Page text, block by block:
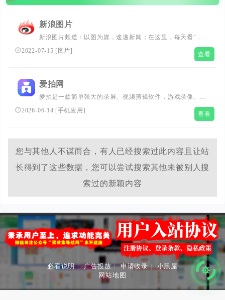
新浪图片
新浪图片频道：以图为媒，速递新闻；在这里，每天看“有
温度的视觉”。频道致力于成为中国报道摄影师成长平台。
以影像记录中国，发掘历史，感知世界。品牌栏目有《看
2022-07-15 [ 图片] 查看
爱拍网
爱拍是一款简单强大的录屏、视频剪辑软件，游戏录像、直
播回放、电影电视、mv、街拍实拍，内涵段子都可以通过
爱拍进行快速剪切裁剪、加背景音乐、画中画、字幕、快慢
转场动画、GIF动图、片头、音效、唯美滤镜，动态文字等
特效。作品支持快速导出并上传到多个视频等平台。
2026-06-14 [手机应用 ] 查看
您与其他人不谋而合，有人已经搜索过此内容且让站
长得到了这些数据，您可以尝试搜索其他未被别人搜
索过的新颖内容
必看说明 | 广告投放 | 申请收录 | 小黑屋
网站地图